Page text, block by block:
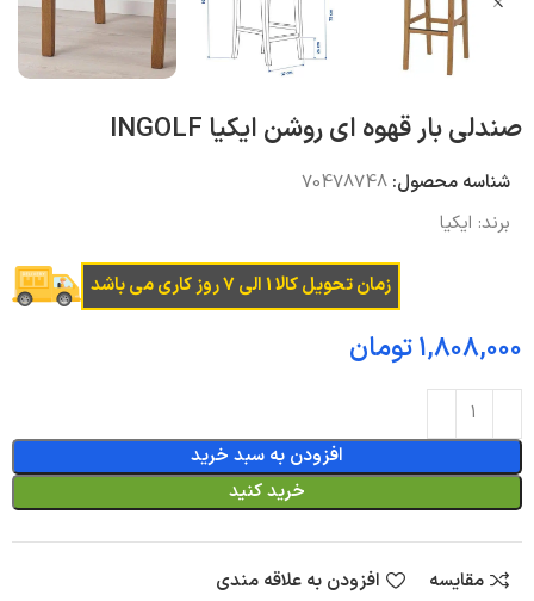
صندلی بار قهوه ای روشن ایکیا INGOLF
شناسه محصول:70478748
برند: ایکیا
زمان تحویل کالا 1 الی 7 روز کاری می باشد
تومان
افزودن به سبد خرید
خرید کنید
مقایسه افزودن به علاقه مندی